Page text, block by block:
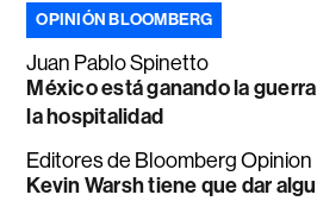
OPINIÓN BLOOMBERG
Juan Pablo Spinetto
México está ganando la
la hospitalidad
Editores de Bloomberg Opinion
Kevin Warsh tiene que dar